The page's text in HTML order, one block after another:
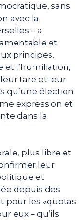
sans
avec la
– a
et
principes,
et l’humiliation,
tare et leur
qu’une élection
expression et
dans la
plus libre et
leur
et
depuis des
pour les «quotas
eux – qu’ils